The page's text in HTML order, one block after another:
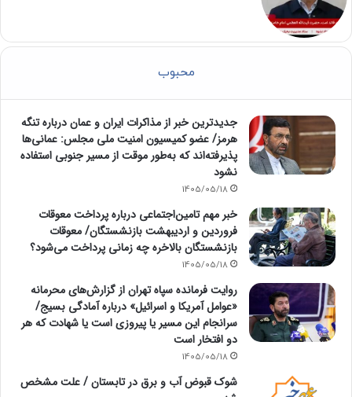
محبوب
جدیدترین خبر از مذاکرات ایران و عمان درباره تنگه
هرمز/ عضو کمیسیون امنیت ملی مجلس: عمانی‌ها
پذیرفته‌اند که به‌طور موقت از مسیر جنوبی استفاده
نشود
1405/05/18
خبر مهم تامین‌اجتماعی درباره پرداخت معوقات
فروردین و اردیبهشت بازنشستگان/ معوقات
بازنشستگان بالاخره چه زمانی پرداخت می‌شود؟
1405/05/18
روایت فرمانده سپاه تهران از گزارش‌های محرمانه
«عوامل آمریکا و اسرائیل» درباره آمادگی بسیج/
سرانجام این مسیر یا پیروزی است یا شهادت که هر
دو افتخار است
1405/05/18
شوک قبوض آب و برق در تابستان / علت مشخص